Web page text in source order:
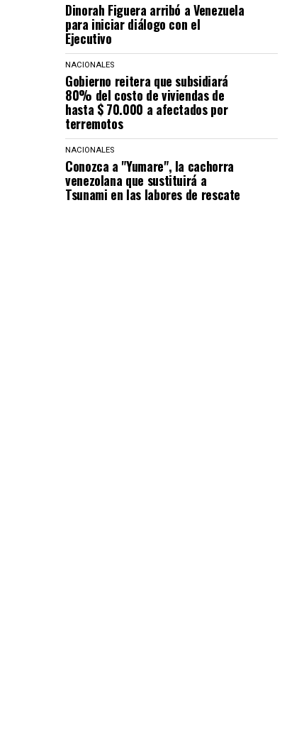
Dinorah Figuera arribó a Venezuela
para iniciar diálogo con el
Ejecutivo
NACIONALES
Gobierno reitera que subsidiará
80% del costo de viviendas de
hasta $ 70.000 a afectados por
terremotos
NACIONALES
Conozca a "Yumare", la cachorra
venezolana que sustituirá a
Tsunami en las labores de rescate